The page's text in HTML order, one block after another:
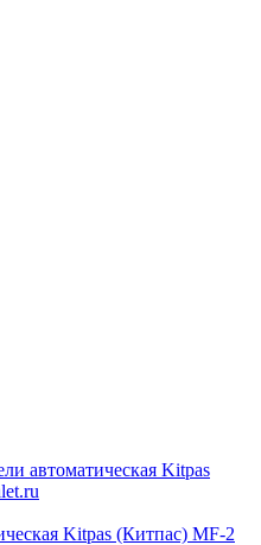
Kitpas (Китпас) MF-2